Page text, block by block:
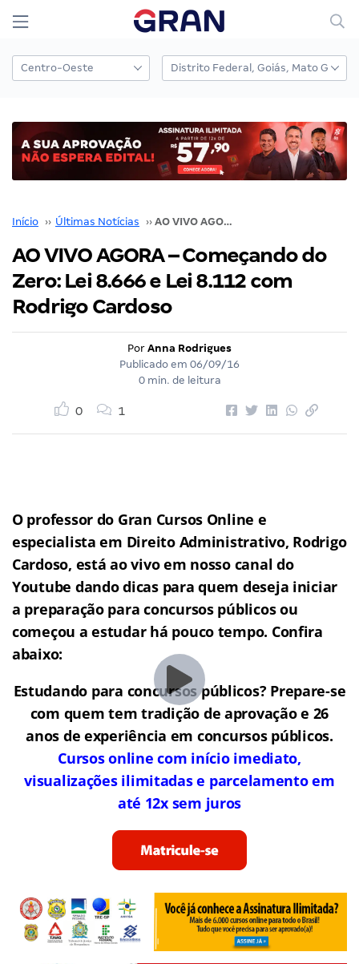
Início ›› Últimas Notícias ›› AO VIVO AGORA – Começando do Zero: Lei 8.666 e Lei 8.112 com Rodrigo Cardoso
AO VIVO AGORA – Começando do
Zero: Lei 8.666 e Lei 8.112 com
Rodrigo Cardoso
Por Anna Rodrigues
Publicado em 06/09/16
0 min. de leitura
0 1
O professor do Gran Cursos Online e
especialista em Direito Administrativo, Rodrigo
Cardoso, está ao vivo em nosso canal do
Youtube dando dicas para quem deseja iniciar
a preparação para concursos públicos ou
começou a estudar há pouco tempo. Confira
abaixo:
Estudando para concursos públicos? Prepare-se
com quem tem tradição de aprovação e 26
anos de experiência em concursos públicos.
Cursos online com início imediato,
visualizações ilimitadas e parcelamento em
até 12x sem juros